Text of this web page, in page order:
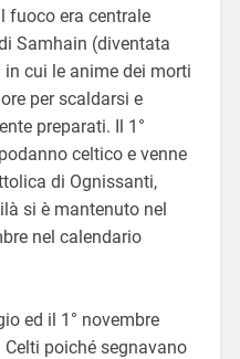
fuoco era centrale
Samhain (diventata
in cui le anime dei morti
per scaldarsi e
preparati. Il 1°
celtico e venne
di Ognissanti,
si è mantenuto nel
nel calendario
ed il 1° novembre
poiché segnavano